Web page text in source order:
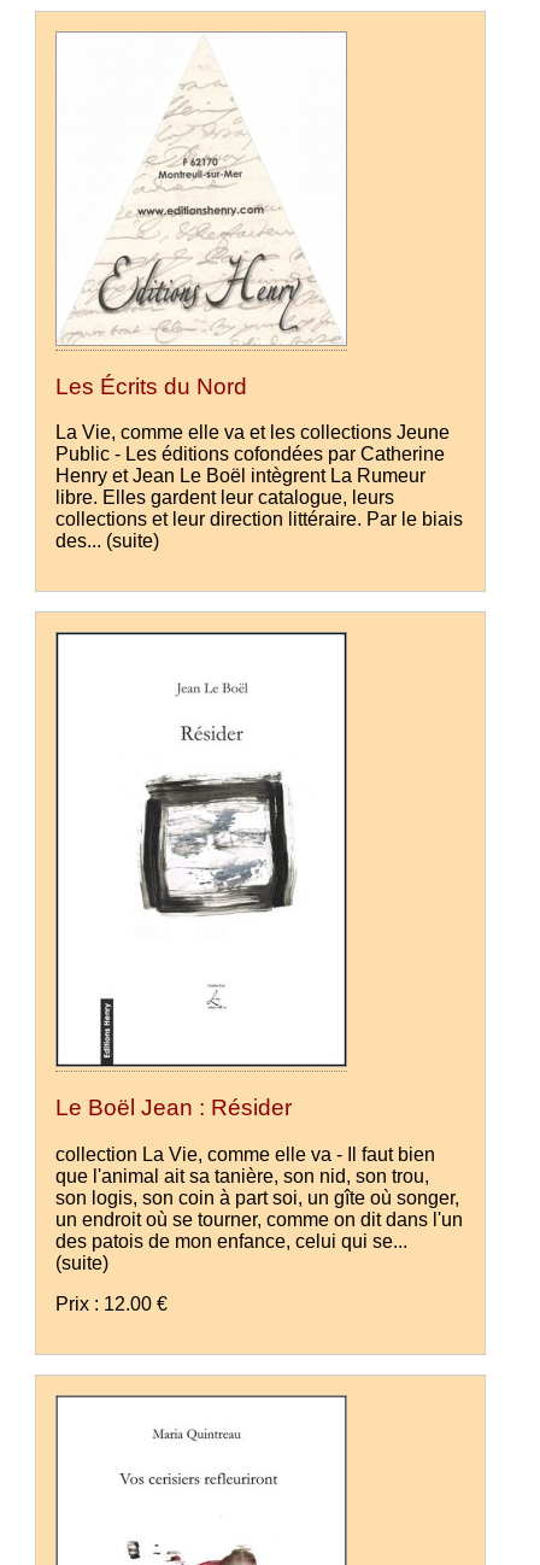
Les Écrits du Nord
La Vie, comme elle va et les collections Jeune
Public - Les éditions cofondées par Catherine
Henry et Jean Le Boël intègrent La Rumeur
libre. Elles gardent leur catalogue, leurs
collections et leur direction littéraire. Par le biais
des... (suite)
Le Boël Jean : Résider
collection La Vie, comme elle va - Il faut bien
que l'animal ait sa tanière, son nid, son trou,
son logis, son coin à part soi, un gîte où songer,
un endroit où se tourner, comme on dit dans l'un
des patois de mon enfance, celui qui se...
(suite)
Prix : 12.00 €